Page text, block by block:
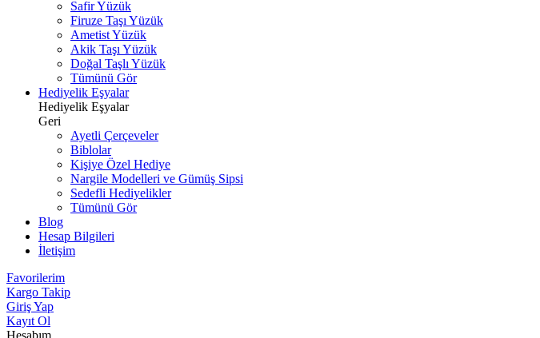
Safir Yüzük
Firuze Taşı Yüzük
Ametist Yüzük
Akik Taşı Yüzük
Doğal Taşlı Yüzük
Tümünü Gör
Hediyelik Eşyalar
Hediyelik Eşyalar
Geri
Ayetli Çerçeveler
Biblolar
Kişiye Özel Hediye
Nargile Modelleri ve Gümüş Sipsi
Sedefli Hediyelikler
Tümünü Gör
Blog
Hesap Bilgileri
İletişim
Favorilerim
Kargo Takip
Giriş Yap
Kayıt Ol
Hesabım